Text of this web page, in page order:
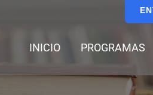
INICIO PROGRAMAS